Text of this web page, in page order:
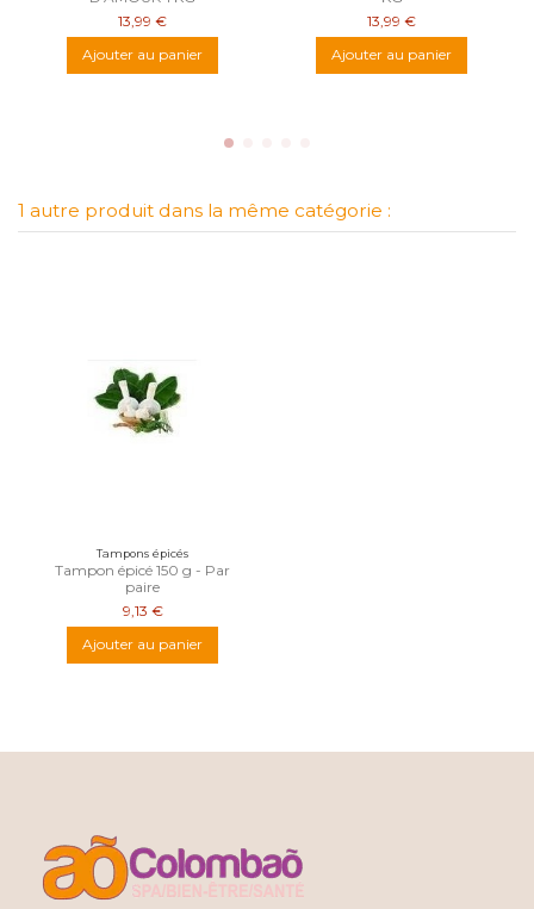
13,99 €
Ajouter au panier
13,99 €
Ajouter au panier
1 autre produit dans la même catégorie :
Tampons épicés
Tampon épicé 150 g - Par
paire
9,13 €
Ajouter au panier